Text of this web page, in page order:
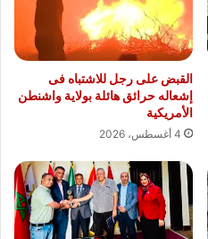
القبض على رجل للاشتباه فى
إشعاله حرائق هائلة بولاية واشنطن
الأمريكية
4 أغسطس، 2026